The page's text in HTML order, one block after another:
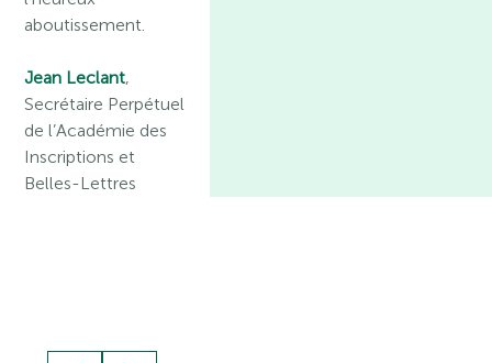
aboutissement.
Jean Leclant,
Secrétaire Perpétuel
de l’Académie des
Inscriptions et
Belles-Lettres